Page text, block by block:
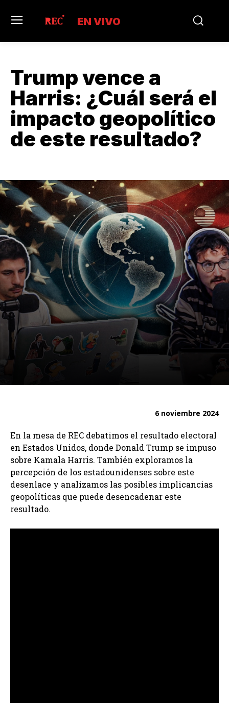
EN VIVO
Trump vence a
Harris: ¿Cuál será el
impacto geopolítico
de este resultado?
6 noviembre 2024
En la mesa de REC debatimos el resultado electoral
en Estados Unidos, donde Donald Trump se impuso
sobre Kamala Harris. También exploramos la
percepción de los estadounidenses sobre este
desenlace y analizamos las posibles implicancias
geopolíticas que puede desencadenar este
resultado.